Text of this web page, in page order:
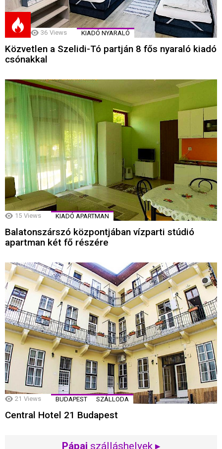
36 Views KIADÓ NYARALÓ
Közvetlen a Szelidi-Tó partján 8 fős nyaraló kiadó
csónakkal
15 Views KIADÓ APARTMAN
Balatonszárszó központjában vízparti stúdió
apartman két fő részére
21 Views BUDAPEST SZÁLLODA
Central Hotel 21 Budapest
Pápai szálláshelyek ▸